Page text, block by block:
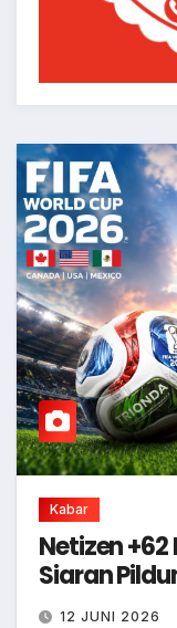
Kabar
Netizen
Siaran
12 JUNI 2026